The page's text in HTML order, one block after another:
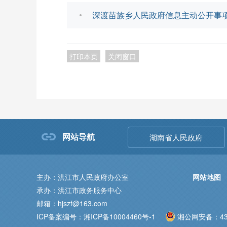
深渡苗族乡人民政府信息主动公开事
打印本页 关闭窗口
网站导航 湖南省人民政府
主办：洪江市人民政府办公室
承办：洪江市政务服务中心
邮箱：hjszf@163.com
ICP备案编号：湘ICP备10004460号-1
湘公网安备：
网站地图